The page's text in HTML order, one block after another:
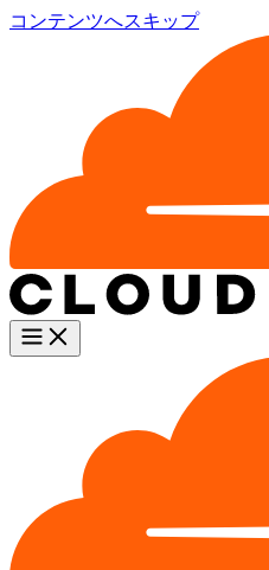
コンテンツへスキップ